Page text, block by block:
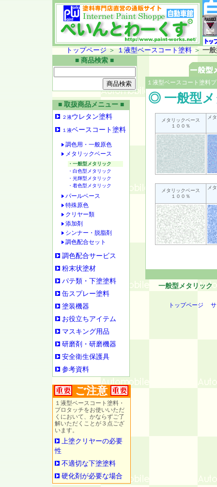
トップページ ＞ １液型ベースコート塗料＞ 一
■ 商品検索 ■
■ 取扱商品メニュー ■
２液ウレタン塗料
１液ベースコート塗料
調色用・一般原色
メタリックベース
・一般型メタリック
・白色型メタリック
・光輝型メタリック
・着色型メタリック
パールベース
特殊原色
クリヤー類
添加剤
シンナー・脱脂剤
調色配合セット
調色配合サービス
粉末状塗材
パテ類・下塗塗料
缶スプレー塗料
塗装機器
お役立ちアイテム
マスキング用品
研磨剤・研磨機器
安全衛生保護具
参考資料
ご注意
１液型ベースコート塗料・
プロタッチをお使いいただ
くにおいて、かならずご了
解いただくことが３点ござ
います。
上塗クリヤーの必要
性
不適切な下塗塗料
硬化剤が必要な場合
１液型ベースコート塗料
◎ 一般型
メタリックベース
１００％
メ
メタリックベース
１００％
メ
一般型メタリック
トップページ